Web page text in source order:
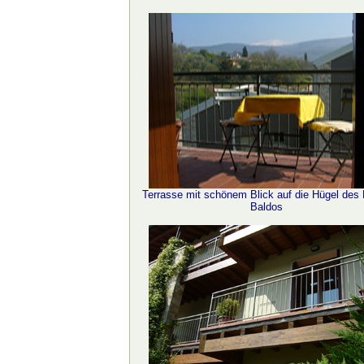
Terrasse mit schönem Blick auf die Hügel des
Baldos